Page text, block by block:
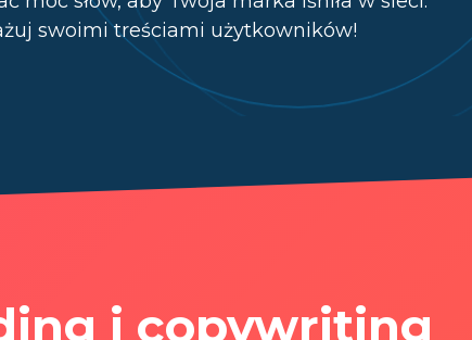
swoimi treściami użytkowników!
i copywriting